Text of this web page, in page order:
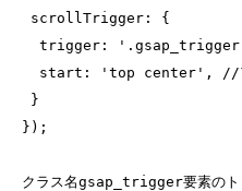
scrollTrigger: {
trigger:
start: 'top center', //ア
}
クラス名gsap_trigger要素のト